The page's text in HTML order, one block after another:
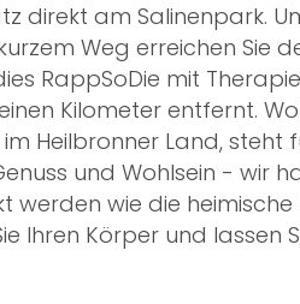
direkt am Salinenpark.
Weg erreichen Sie
RappSoDie mit
Kilometer entfernt.
Heilbronner Land, steht
und Wohlsein - wir
wie die
Ihren Körper und lassen